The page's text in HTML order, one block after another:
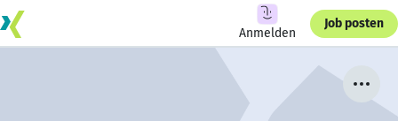
Anmelden
Job posten